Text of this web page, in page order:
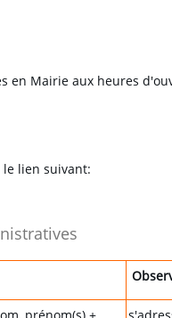
en Mairie aux heures
lien suivant: